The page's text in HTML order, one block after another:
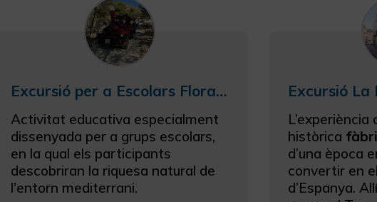
Excursió per a Escolars Flora i Fauna Mediterrània
Activitat educativa especialment
dissenyada per a grups escolars,
en la qual els participants
descobriran la riquesa natural de
l'entorn mediterrani.
històrica
d’una època
convertir en
d’Espanya.